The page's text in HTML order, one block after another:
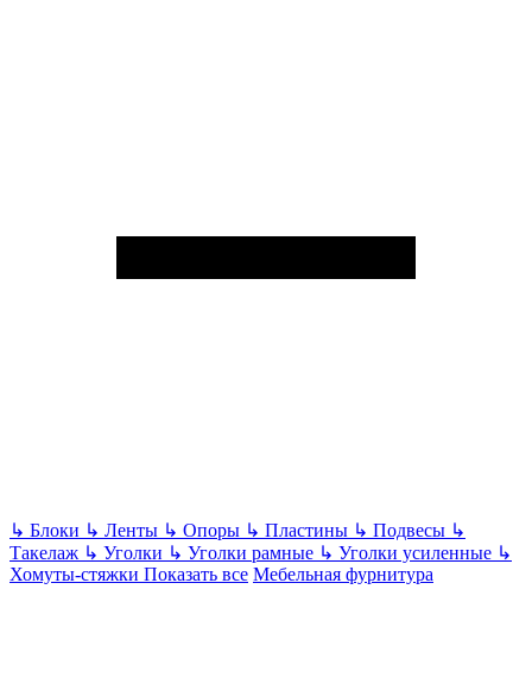
↳ Блоки ↳ Ленты ↳ Опоры ↳ Пластины ↳ Подвесы ↳
Такелаж ↳ Уголки ↳ Уголки рамные ↳ Уголки усиленные ↳
Хомуты-стяжки Показать все Мебельная фурнитура